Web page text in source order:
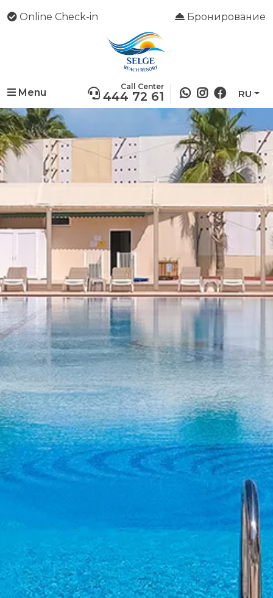
Online Check-in Бронирование
Call Center
444 72 61 RU
Menu